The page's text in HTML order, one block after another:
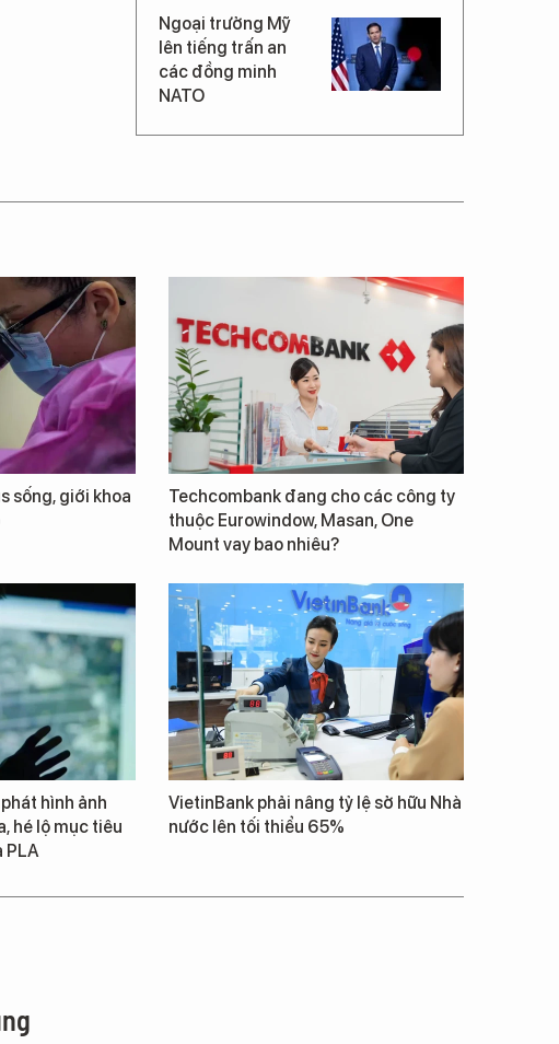
Ngoại trưởng Mỹ
lên tiếng trấn an
các đồng minh
NATO
sống, giới khoa
Techcombank đang cho các công ty
thuộc Eurowindow, Masan, One
Mount vay bao nhiêu?
hình ảnh
hé lộ mục tiêu
PLA
VietinBank phải nâng tỷ lệ sở hữu Nhà
nước lên tối thiểu 65%